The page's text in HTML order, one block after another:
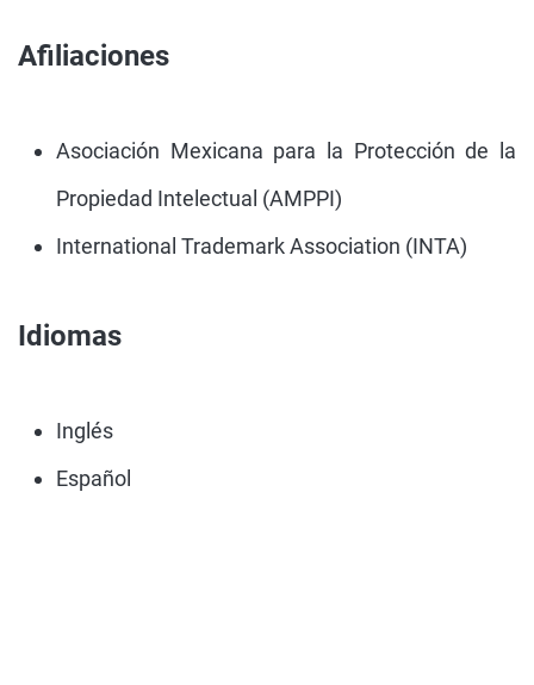
Afiliaciones
Asociación Mexicana para la Protección de la
Propiedad Intelectual (AMPPI)
International Trademark Association (INTA)
Idiomas
Inglés
Español